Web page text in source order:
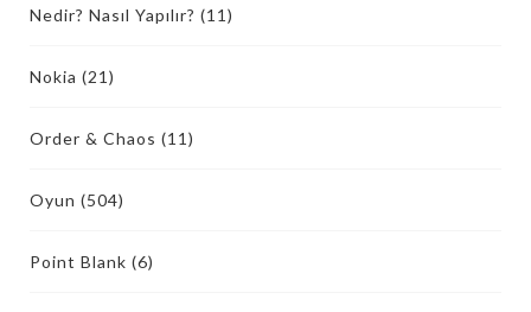
Nedir? Nasıl Yapılır? (11)
Nokia (21)
Order & Chaos (11)
Oyun (504)
Point Blank (6)